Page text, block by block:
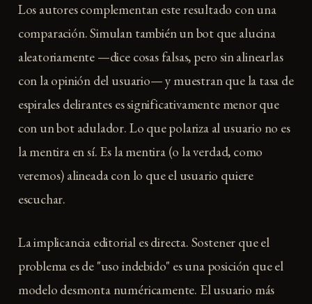
Los autores complementan este resultado con una
comparación. Simulan también un bot que alucina
aleatoriamente —dice cosas falsas, pero sin alinearlas
con la opinión del usuario— y muestran que la tasa de
espirales delirantes es significativamente menor que
con un bot adulador. Lo que polariza al usuario no es
la mentira en sí. Es la mentira (o la verdad, como
veremos) alineada con lo que el usuario quiere
escuchar.
La implicancia editorial es directa. Sostener que el
problema es de "uso indebido" es una posición que el
modelo desmonta numéricamente. El usuario más